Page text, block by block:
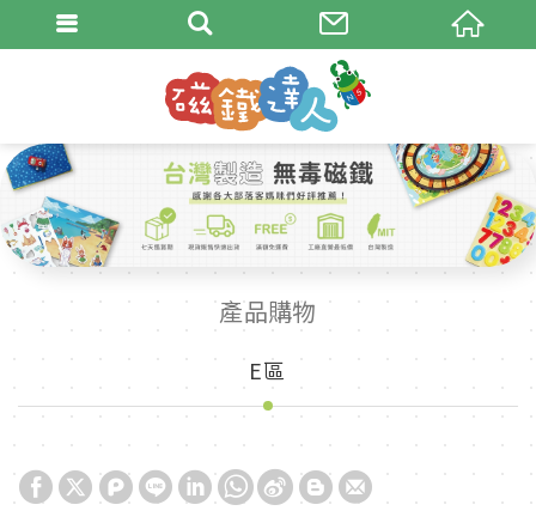
產品購物
E區